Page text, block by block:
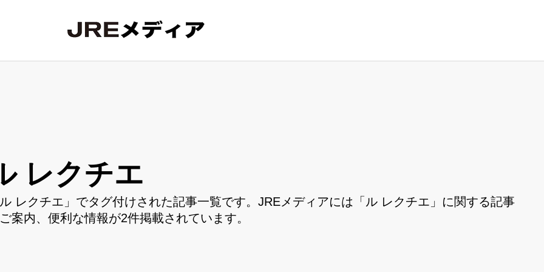
レクチエ
レクチエ」でタグ付けされた記事一覧です。JREメディアには「ル レクチエ」に関する記事
案内、便利な情報が2件掲載されています。